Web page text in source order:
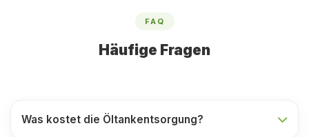
FAQ
Häufige Fragen
Was kostet die Öltankentsorgung?